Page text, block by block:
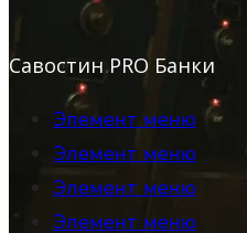
Савостин PRO Банки
Элемент меню
Элемент меню
Элемент меню
Элемент меню